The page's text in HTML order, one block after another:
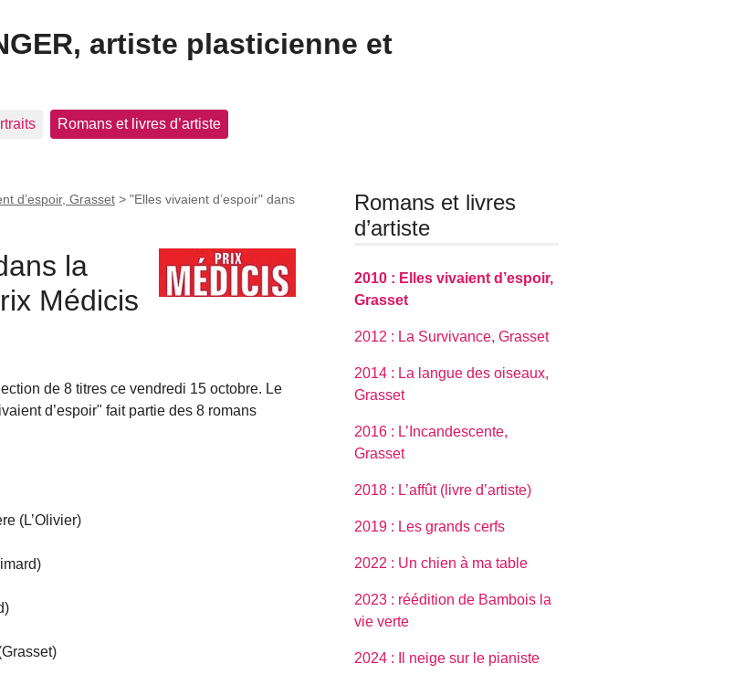
artiste plasticienne et
Romans et livres d’artiste
d’espoir, Grasset > "Elles vivaient d’espoir" dans
la
Médicis
de 8 titres ce vendredi 15 octobre. Le
d’espoir" fait partie des 8 romans
(L’Olivier)
Romans et livres
d’artiste
2010 : Elles vivaient d’espoir,
Grasset
2012 : La Survivance, Grasset
2014 : La langue des oiseaux,
Grasset
2016 : L’Incandescente,
Grasset
2018 : L’affût (livre d’artiste)
2019 : Les grands cerfs
2022 : Un chien à ma table
2023 : réédition de Bambois la
vie verte
2024 : Il neige sur le pianiste